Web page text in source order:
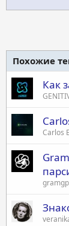
Похожие
Как
Carlos